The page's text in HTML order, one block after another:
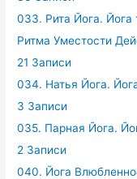
033. Рита Йога. Йога
Ритма Уместости
21 Записи
034. Натья Йога.
3 Записи
035. Парная Йога.
2 Записи
040. Йога